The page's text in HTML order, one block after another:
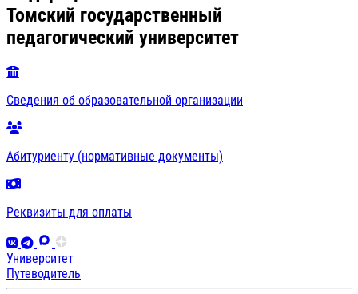
Томский государственный
педагогический университет
Сведения об образовательной организации
Абитуриенту (нормативные документы)
Реквизиты для оплаты
Университет
Путеводитель